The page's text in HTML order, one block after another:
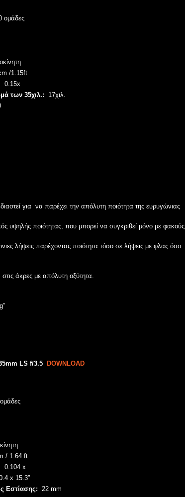
ομάδες
/1.15ft
0.15x
των 35χιλ.: 17χιλ.
για να παρέχει την απόλυτη ποιότητα της ευρυγώνιας
υψηλής ποιότητας, που μπορεί να συγκριθεί μόνο με φακούς
λήψεις παρέχοντας ποιότητα τόσο σε λήψεις με φλας όσο
άκρες με απόλυτη οξύτητα.
LS f/3.5 DOWNLOAD
/ 1.64 ft
0.104 x
x 15.3”
Εστίασης: 22 mm